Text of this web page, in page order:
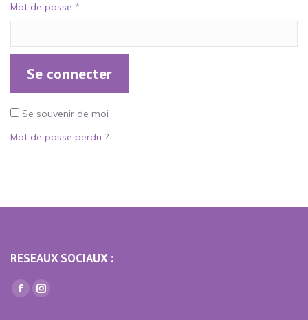
Mot de passe *
Se connecter
Se souvenir de moi
Mot de passe perdu ?
RESEAUX SOCIAUX :
Trouvez nous sur :
La
La